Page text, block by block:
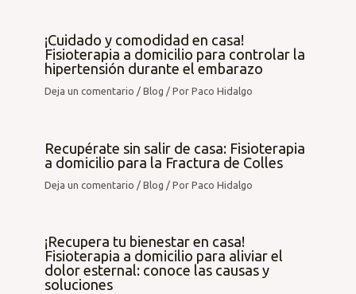
¡Cuidado y comodidad en casa!
Fisioterapia a domicilio para controlar la
hipertensión durante el embarazo
Deja un comentario /Blog / PorPaco Hidalgo
Recupérate sin salir de casa: Fisioterapia
a domicilio para la Fractura de Colles
Deja un comentario /Blog / PorPaco Hidalgo
¡Recupera tu bienestar en casa!
Fisioterapia a domicilio para aliviar el
dolor esternal: conoce las causas y
soluciones